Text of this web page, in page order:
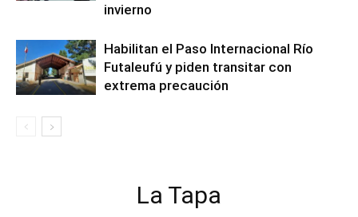
invierno
Habilitan el Paso Internacional Río
Futaleufú y piden transitar con
extrema precaución
La Tapa